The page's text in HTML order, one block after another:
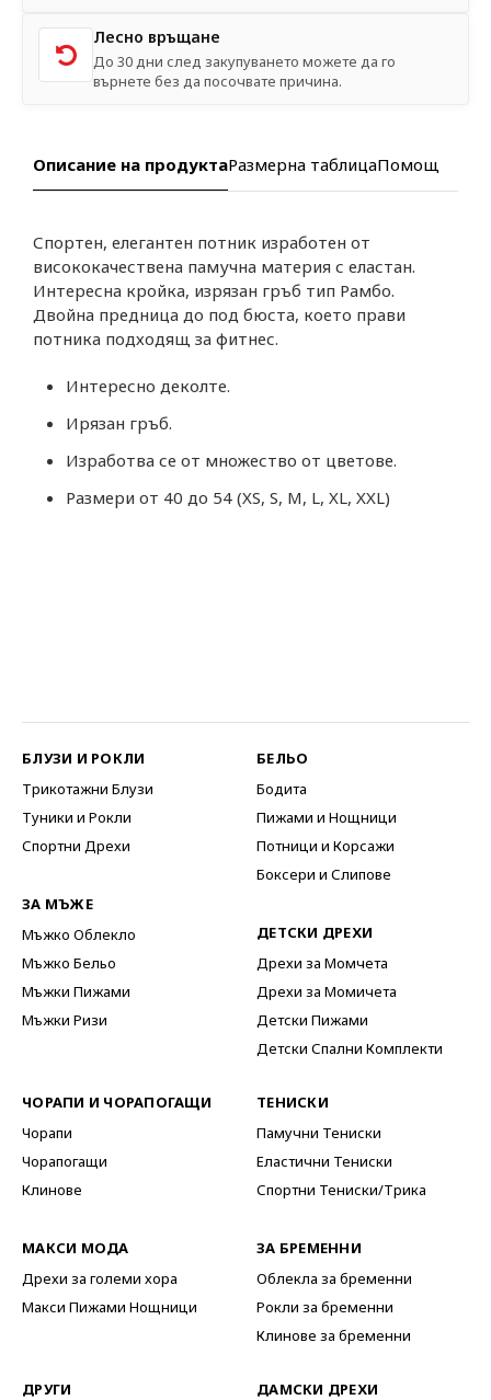
Лесно връщане
До 30 дни след закупуването можете да го
върнете без да посочвате причина.
Описание на продуктаРазмерна таблицаПомощ
Спортен, елегантен потник изработен от
висококачествена памучна материя с еластан.
Интересна кройка, изрязан гръб тип Рамбо.
Двойна предница до под бюста, което прави
потника подходящ за фитнес.
Интересно деколте.
Ирязан гръб.
Изработва се от множество от цветове.
Размери от 40 до 54 (XS, S, M, L, XL, XXL)
БЛУЗИ И РОКЛИ
Трикотажни Блузи
Туники и Рокли
Спортни Дрехи
ЗА МЪЖЕ
Мъжко Облекло
Мъжко Бельо
Мъжки Пижами
Мъжки Ризи
БЕЛЬО
Бодита
Пижами и Нощници
Потници и Корсажи
Боксери и Слипове
ДЕТСКИ ДРЕХИ
Дрехи за Момчета
Дрехи за Момичета
Детски Пижами
Детски Спални Комплекти
ЧОРАПИ И ЧОРАПОГАЩИ
Чорапи
Чорапогащи
Клинове
МАКСИ МОДА
Дрехи за големи хора
Макси Пижами Нощници
ТЕНИСКИ
Памучни Тениски
Еластични Тениски
Спортни Тениски/Трика
ЗА БРЕМЕННИ
Облекла за бременни
Рокли за бременни
Клинове за бременни
ДРУГИ
ДАМСКИ ДРЕХИ